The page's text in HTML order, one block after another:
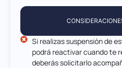
Si realizas suspensión de
podrá reactivar cuando te
deberás solicitarlo